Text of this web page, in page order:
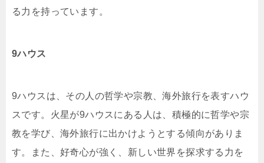
る力を持っています。
9ハウス
9ハウスは、その人の哲学や宗教、海外旅行を表すハウ
スです。火星が9ハウスにある人は、積極的に哲学や宗
教を学び、海外旅行に出かけようとする傾向がありま
す。また、好奇心が強く、新しい世界を探求する力を